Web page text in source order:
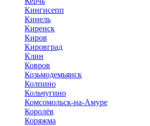
Кингисепп
Кинель
Киренск
Киров
Кировград
Клин
Ковров
Козьмодемьянск
Колпино
Кольчугино
Комсомольск-на-Амуре
Королёв
Коряжма